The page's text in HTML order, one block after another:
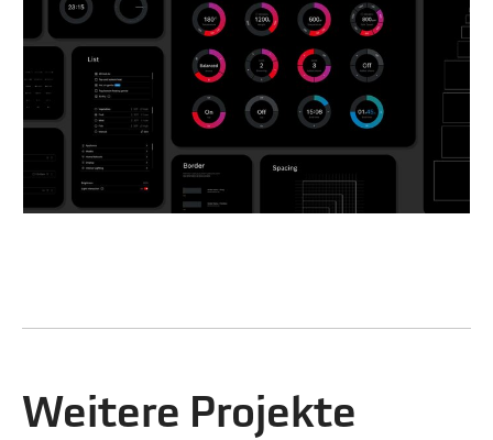
Weitere Projekte